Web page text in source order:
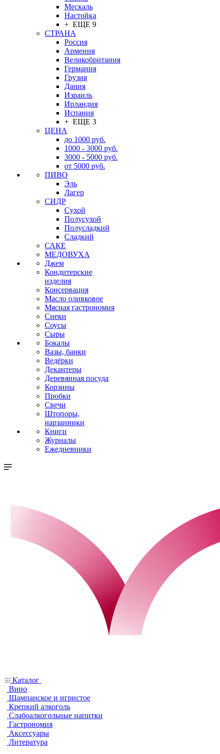
Мескаль
Настойка
+ ЕЩЕ 9
СТРАНА
Россия
Армения
Великобритания
Германия
Грузия
Дания
Израиль
Ирландия
Испания
+ ЕЩЕ 3
ЦЕНА
до 1000 руб.
1000 - 3000 руб.
3000 - 5000 руб.
от 5000 руб.
ПИВО
Эль
Лагер
СИДР
Сухой
Полусухой
Полусладкий
Сладкий
САКЕ
МЕДОВУХА
Джем
Кондитерские
изделия
Консервация
Масло оливковое
Мясная гастрономия
Снеки
Соусы
Сыры
Бокалы
Вазы, банки
Ведёрки
Декантеры
Деревянная посуда
Корзины
Пробки
Свечи
Штопоры,
нарзанники
Книги
Журналы
Ежедневники
Каталог
Вино
Шампанское и игристое
Крепкий алкоголь
Слабоалкогольные напитки
Гастрономия
Аксессуары
Литература